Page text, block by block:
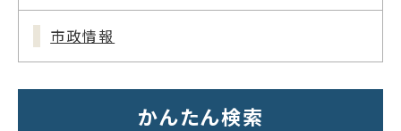
市政情報
かんたん検索